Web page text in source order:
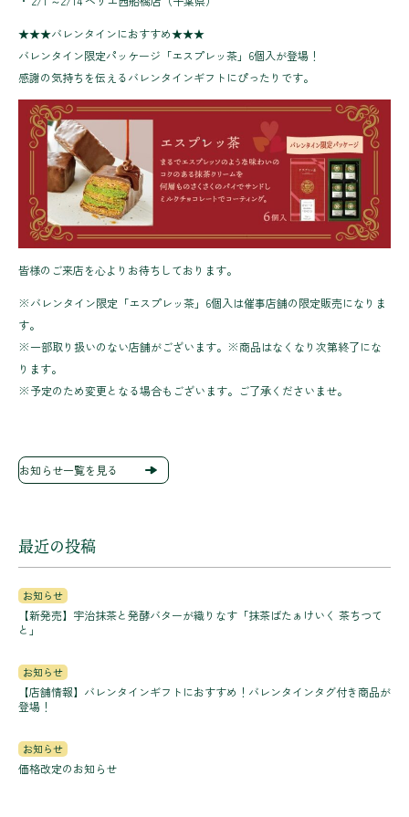
★★★バレンタインにおすすめ★★★
バレンタイン限定パッケージ「エスプレッ茶」6個入が登場！
感謝の気持ちを伝えるバレンタインギフトにぴったりです。
皆様のご来店を心よりお待ちしております。
※バレンタイン限定「エスプレッ茶」6個入は催事店舗の限定販売になりま
す。
※一部取り扱いのない店舗がございます。※商品はなくなり次第終了にな
ります。
※予定のため変更となる場合もございます。ご了承くださいませ。
お知らせ一覧を見る
最近の投稿
お知らせ
【新発売】宇治抹茶と発酵バターが織りなす「抹茶ばたぁけいく 茶ちつて
と」
お知らせ
【店舗情報】バレンタインギフトにおすすめ！バレンタインタグ付き商品が
登場！
お知らせ
価格改定のお知らせ